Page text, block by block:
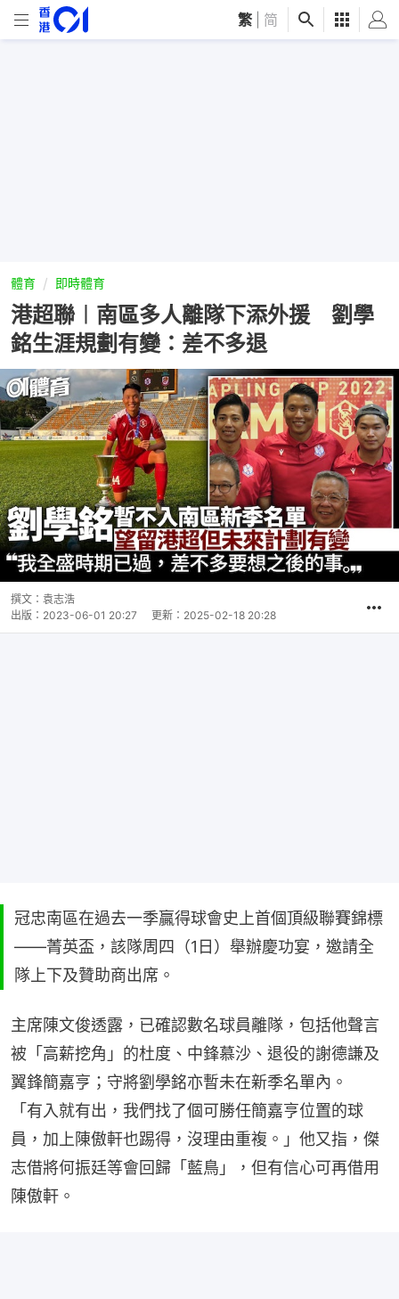
繁 简
體育 即時體育
港超聯︱南區多人離隊下添外援 劉學
銘生涯規劃有變：差不多退
撰文： 袁志浩
出版： 2023-06-01 20:27 更新： 2025-02-18 20:28
冠忠南區在過去一季贏得球會史上首個頂級聯賽錦標
——菁英盃，該隊周四（1日）舉辦慶功宴，邀請全
隊上下及贊助商出席。
主席陳文俊透露，已確認數名球員離隊，包括他聲言
被「高薪挖角」的杜度、中鋒慕沙、退役的謝德謙及
翼鋒簡嘉亨；守將劉學銘亦暫未在新季名單內。
「有入就有出，我們找了個可勝任簡嘉亨位置的球
員，加上陳傲軒也踢得，沒理由重複。」他又指，傑
志借將何振廷等會回歸「藍鳥」，但有信心可再借用
陳傲軒。